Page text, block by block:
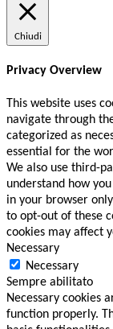
Chiudi
Privacy Overview
This website uses
navigate through
categorized as
essential for the
We also use third-
understand how
in your browser
to opt-out of these
cookies may affect
Necessary
Necessary
Sempre abilitato
Necessary cookies
function properly.